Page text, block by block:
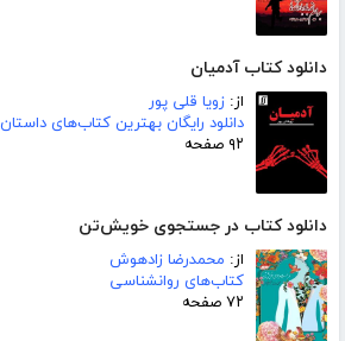
دانلود کتاب آدمیان
از: زویا قلی پور
دانلود رایگان بهترین کتاب‌های داستان
۹۲ صفحه
دانلود کتاب در جستجوی خویش‌تن
از: محمدرضا زادهوش
کتاب‌های روانشناسی
۷۲ صفحه